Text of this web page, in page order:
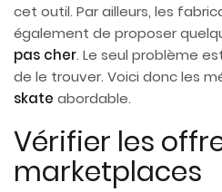
cet outil. Par ailleurs, les
également de proposer
pas cher. Le seul problème
de le trouver. Voici donc les
skate abordable.
Vérifier les
marketplaces